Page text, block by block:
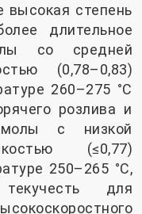
высокая степень
длительное
со средней
(0,78–0,83)
260–275 °C
розлива и
с низкой
(≤0,77)
250–265 °C,
для